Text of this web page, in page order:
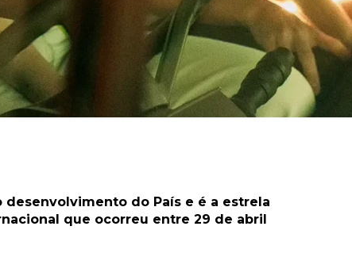
do País e é a estrela
que ocorreu entre 29 de abril